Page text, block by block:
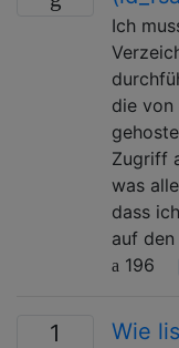
Ich
die von
Zugriff
was
dass
auf
196
1
Wie